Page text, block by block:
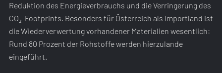
Reduktion des Energieverbrauchs und die Verringerung des
CO₂-Footprints. Besonders für Österreich als Importland ist
die Wiederverwertung vorhandener Materialien wesentlich:
Rund 80 Prozent der Rohstoffe werden hierzulande
eingeführt.